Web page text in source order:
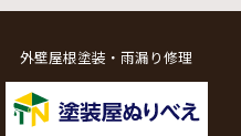
外壁屋根塗装・雨漏り修理